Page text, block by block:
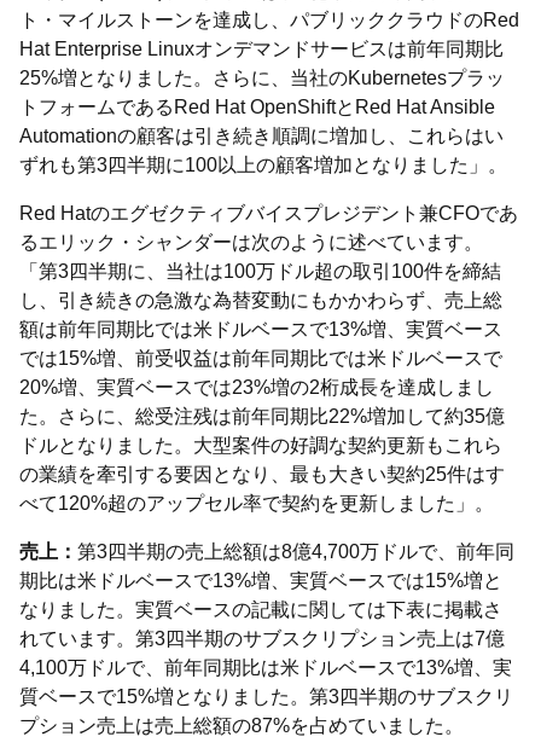
ト・マイルストーンを達成し、パブリッククラウドのRed
Hat Enterprise Linuxオンデマンドサービスは前年同期比
25%増となりました。さらに、当社のKubernetesプラッ
トフォームであるRed Hat OpenShiftとRed Hat Ansible
Automationの顧客は引き続き順調に増加し、これらはい
ずれも第3四半期に100以上の顧客増加となりました」。
Red Hatのエグゼクティブバイスプレジデント兼CFOであ
るエリック・シャンダーは次のように述べています。
「第3四半期に、当社は100万ドル超の取引100件を締結
し、引き続きの急激な為替変動にもかかわらず、売上総
額は前年同期比では米ドルベースで13%増、実質ベース
では15%増、前受収益は前年同期比では米ドルベースで
20%増、実質ベースでは23%増の2桁成長を達成しまし
た。さらに、総受注残は前年同期比22%増加して約35億
ドルとなりました。大型案件の好調な契約更新もこれら
の業績を牽引する要因となり、最も大きい契約25件はす
べて120%超のアップセル率で契約を更新しました」。
売上： 第3四半期の売上総額は8億4,700万ドルで、前年同
期比は米ドルベースで13%増、実質ベースでは15%増と
なりました。実質ベースの記載に関しては下表に掲載さ
れています。第3四半期のサブスクリプション売上は7億
4,100万ドルで、前年同期比は米ドルベースで13%増、実
質ベースで15%増となりました。第3四半期のサブスクリ
プション売上は売上総額の87%を占めていました。